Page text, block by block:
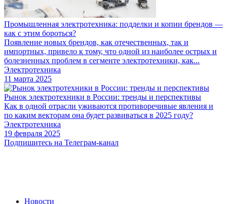
Промышленная электротехника: подделки и копии брендов —
как с этим бороться?
Появление новых брендов, как отечественных, так и
импортных, привело к тому, что одной из наиболее острых и
болезненных проблем в сегменте электротехники, как...
Электротехника
11 марта 2025
Рынок электротехники в России: тренды и перспективы
Как в одной отрасли уживаются противоречивые явления и
по каким векторам она будет развиваться в 2025 году?
Электротехника
19 февраля 2025
Подпишитесь на Телеграм-канал
Новости